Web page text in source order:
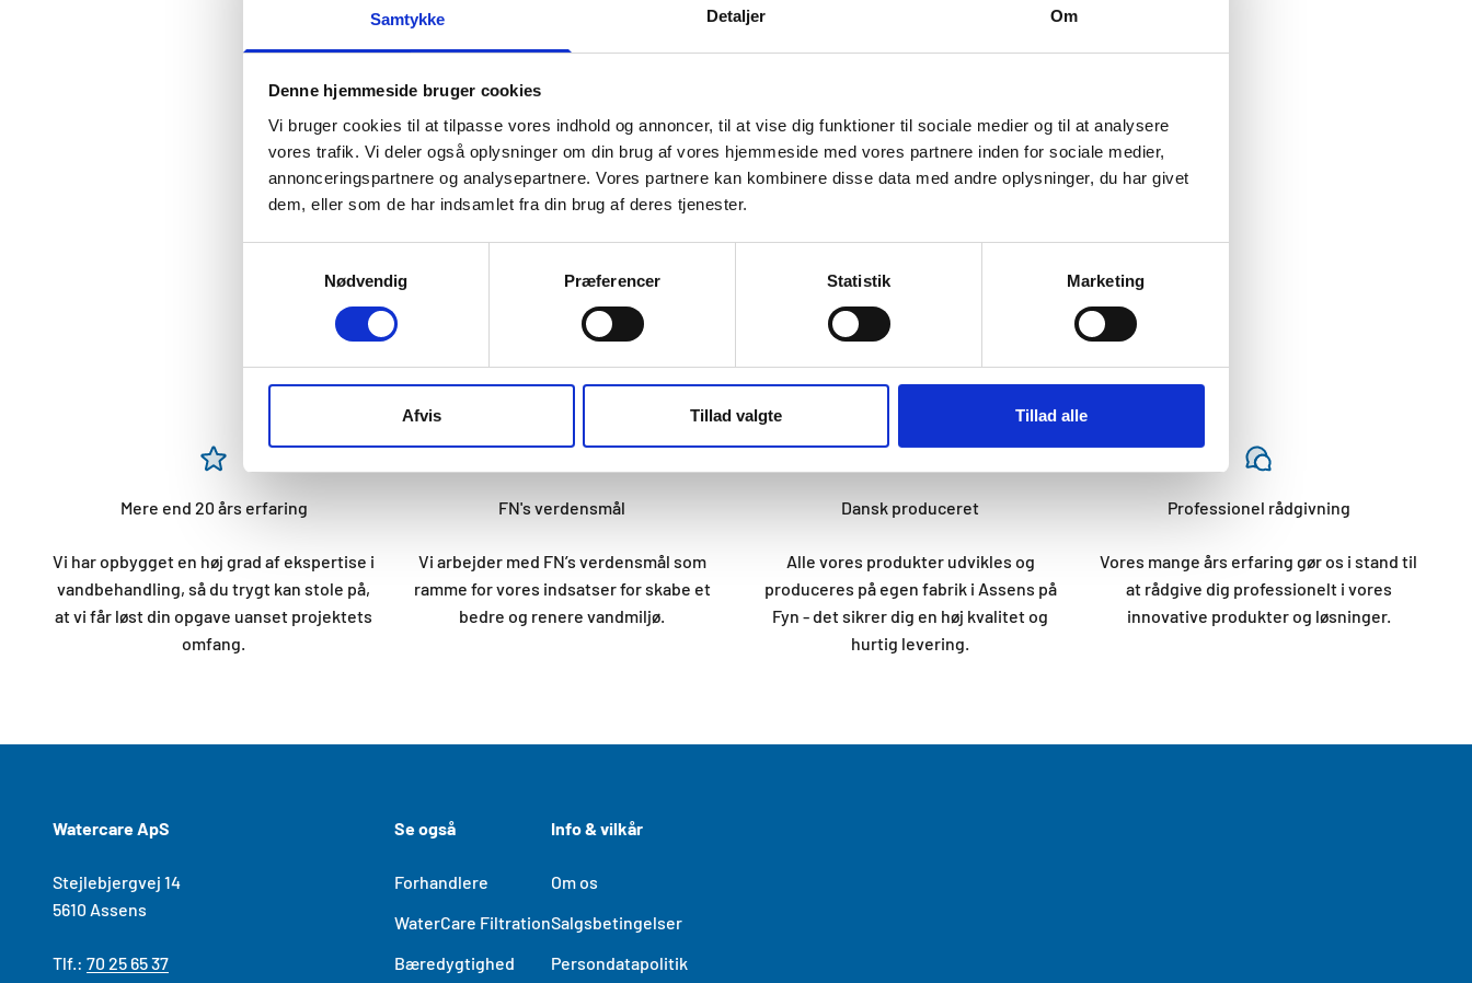
Samtykke Detaljer Om
Denne hjemmeside bruger cookies
Vi bruger cookies til at tilpasse vores indhold og annoncer, til at vise dig funktioner til sociale medier og til at analysere
vores trafik. Vi deler også oplysninger om din brug af vores hjemmeside med vores partnere inden for sociale medier,
annonceringspartnere og analysepartnere. Vores partnere kan kombinere disse data med andre oplysninger, du har givet
dem, eller som de har indsamlet fra din brug af deres tjenester.
Nødvendig
Præferencer Statistik Marketing
Afvis Tillad valgte Tillad alle
som er særdeles velegnet til brug ved toiletinstallationer hvor spildevandet ikke kan afledes på anden vis.
opføringsrør, så samletankene kan placeres direkte under toiletterne. Udluftningsrøret er ligeledes
fordelagtigt placeret ift. installationen. De projekttilpassede WaterCare Samletanke gav til en nem og
hurtig installation ved shelterpladserne og de fine toiletforhold er med til at skabe en bedre
naturoplevelse for Jordløses mange gæster.
Mere end 20 års erfaring
Vi har opbygget en høj grad af ekspertise i
vandbehandling, så du trygt kan stole på,
at vi får løst din opgave uanset projektets
omfang.
FN's verdensmål
Vi arbejder med FN’s verdensmål som
ramme for vores indsatser for skabe et
bedre og renere vandmiljø.
Dansk produceret
Alle vores produkter udvikles og
produceres på egen fabrik i Assens på
Fyn - det sikrer dig en høj kvalitet og
hurtig levering.
Professionel rådgivning
Vores mange års erfaring gør os i stand til
at rådgive dig professionelt i vores
innovative produkter og løsninger.
Watercare ApS
Stejlebjergvej 14
5610 As​sens
Tlf.: 70 25 65 37
Se også
Forhandlere
WaterCare Filtration
Bæredygtighed
Info & vilkår
Om os
Salgsbetingelser
Persondatapolitik